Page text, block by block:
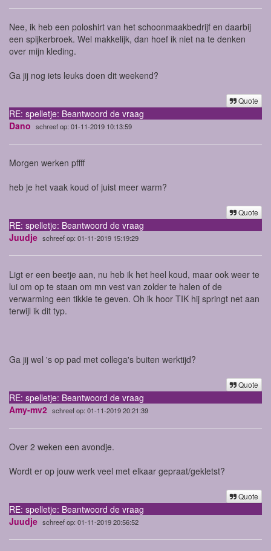
Nee, ik heb een poloshirt van het schoonmaakbedrijf en daarbij
een spijkerbroek. Wel makkelijk, dan hoef ik niet na te denken
over mijn kleding.
Ga jij nog iets leuks doen dit weekend?
Quote
RE: spelletje: Beantwoord de vraag
Dano schreef op: 01-11-2019 10:13:59
Morgen werken pffff
heb je het vaak koud of juist meer warm?
Quote
RE: spelletje: Beantwoord de vraag
Juudje schreef op: 01-11-2019 15:19:29
Ligt er een beetje aan, nu heb ik het heel koud, maar ook weer te
lui om op te staan om mn vest van zolder te halen of de
verwarming een tikkie te geven. Oh ik hoor TIK hij springt net aan
terwijl ik dit typ.
Ga jij wel 's op pad met collega's buiten werktijd?
Quote
RE: spelletje: Beantwoord de vraag
Amy-mv2 schreef op: 01-11-2019 20:21:39
Over 2 weken een avondje.
Wordt er op jouw werk veel met elkaar gepraat/gekletst?
Quote
RE: spelletje: Beantwoord de vraag
Juudje schreef op: 01-11-2019 20:56:52